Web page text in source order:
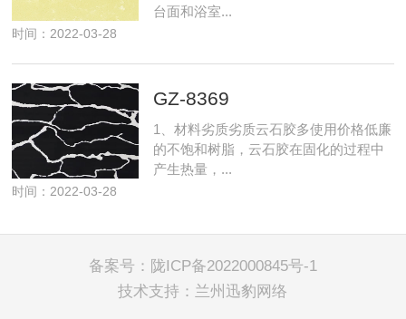
台面和浴室...
时间：2022-03-28
GZ-8369
1、材料劣质劣质云石胶多使用价格低廉
的不饱和树脂，云石胶在固化的过程中
产生热量，...
时间：2022-03-28
备案号： 陇ICP备2022000845号-1
技术支持： 兰州迅豹网络